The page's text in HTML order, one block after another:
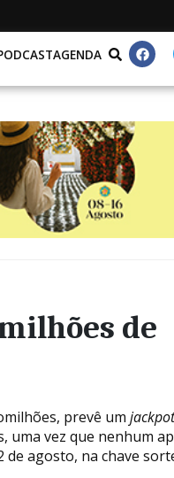
AGENDA
de
prevê um jackpot
uma vez que nenhum
agosto, na chave